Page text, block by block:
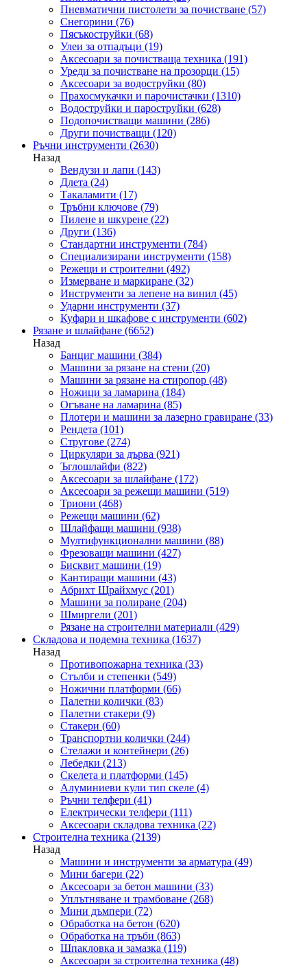
Пневматични пистолети за почистване (57)
Снегорини (76)
Пясъкоструйки (68)
Улеи за отпадъци (19)
Аксесоари за почистваща техника (191)
Уреди за почистване на прозорци (15)
Аксесоари за водоструйки (80)
Прахосмукачки и парочистачки (1310)
Водоструйки и пароструйки (628)
Подопочистващи машини (286)
Други почистващи (120)
Ръчни инструменти (2630)
Назад
Вендузи и лапи (143)
Длета (24)
Такаламити (17)
Тръбни ключове (79)
Пилене и шкурене (22)
Други (136)
Стандартни инструменти (784)
Специализирани инструменти (158)
Режещи и строителни (492)
Измерване и маркиране (32)
Инструменти за лепене на винил (45)
Ударни инструменти (37)
Куфари и шкафове с инструменти (602)
Рязане и шлайфане (6652)
Назад
Банциг машини (384)
Машини за рязане на стени (20)
Машини за рязане на стиропор (48)
Ножици за ламарина (184)
Огъване на ламарина (85)
Плотери и машини за лазерно гравиране (33)
Рендета (101)
Стругове (274)
Циркуляри за дърва (921)
Ъглошлайфи (822)
Аксесоари за шлайфане (172)
Аксесоари за режещи машини (519)
Триони (468)
Режещи машини (62)
Шлайфащи машини (938)
Мултифункционални машини (88)
Фрезоващи машини (427)
Бисквит машини (19)
Кантиращи машини (43)
Абрихт Щрайхмус (201)
Машини за полиране (204)
Шмиргели (201)
Рязане на строителни материали (429)
Складова и подемна техника (1637)
Назад
Противопожарна техника (33)
Стълби и степенки (549)
Ножични платформи (66)
Палетни колички (83)
Палетни стакери (9)
Стакери (60)
Транспортни колички (244)
Стелажи и контейнери (26)
Лебедки (213)
Скелета и платформи (145)
Алуминиеви кули тип скеле (4)
Ръчни телфери (41)
Електрически телфери (111)
Аксесоари складова техника (22)
Строителна техника (2139)
Назад
Машини и инструменти за арматура (49)
Мини багери (22)
Аксесоари за бетон машини (33)
Уплътняване и трамбоване (268)
Мини дъмпери (72)
Обработка на бетон (620)
Обработка на тръби (863)
Шпакловка и замазка (119)
Аксесоари за строителна техника (48)